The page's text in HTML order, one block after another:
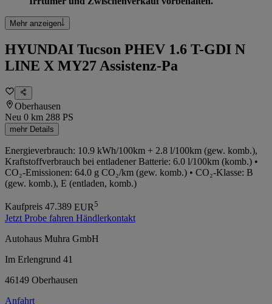
Mehr anzeigen
HYUNDAI Tucson PHEV 1.6 T-GDI N
LINE X MY27 Assistenz-Pa
Oberhausen
Neu 0 km 288 PS
mehr Details
Energieverbrauch: 10.9 kWh/100km + 2.8 l/100km (gew. komb.),
Kraftstoffverbrauch bei entladener Batterie: 6.0 l/100km (komb.) •
CO₂-Emissionen: 64.0 g CO₂/km (gew. komb.) • CO₂-Klasse: B
(gew. komb.), E (entladen, komb.)
Kaufpreis 47.389 EUR5
Jetzt Probe fahren Händlerkontakt
Autohaus Muhra GmbH
Im Erlengrund 41
46149 Oberhausen
Anfahrt